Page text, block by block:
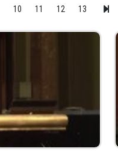
10 11 12 13